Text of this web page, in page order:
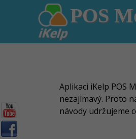
POS
Aplikaci iKelp POS
nezajímavý. Proto
návody udržujeme